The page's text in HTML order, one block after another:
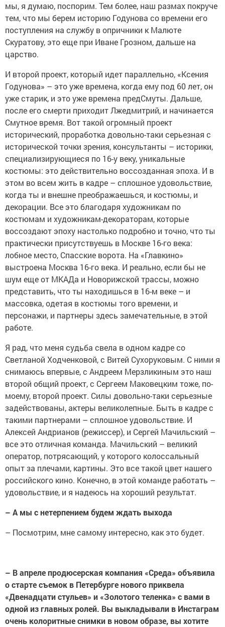
мы, я думаю, поспорим. Тем более, наш размах покруче
тем, что мы берем историю Годунова со времени его
поступления на службу в опричники к Малюте
Скуратову, это еще при Иване Грозном, дальше на
царство.
И второй проект, который идет параллельно, «Ксения
Годунова» – это уже времена, когда ему под 60 лет, он
уже старик, и это уже времена предСмуты. Дальше,
после его смерти приходит Лжедмитрий, и начинается
Смутное время. Вот такой огромный проект
исторический, проработка довольно-таки серьезная с
исторической точки зрения, консультанты – историки,
специализирующиеся по 16-у веку, уникальные
костюмы: это действительно воссозданная эпоха. И в
этом во всем жить в кадре – сплошное удовольствие,
когда ты и внешне преображаешься, и костюмы, и
декорации. Все это благодаря художникам по
костюмам и художникам-декораторам, которые
воссоздают эпоху настолько подробно и точно, что ты
практически присутствуешь в Москве 16-го века:
лобное место, Спасские ворота. На «Главкино»
выстроена Москва 16-го века. И реально, если бы не
шум еще от МКАДа и Новорижской трассы, можно
представить, что ты находишься в 16-м веке – и
массовка, одетая в костюмы того времени, и
персонажи, и партнеры здесь замечательные, в этой
работе.
Я рад, что меня судьба свела в одном кадре со
Светланой Ходченковой, с Витей Сухоруковым. С ними я
снимаюсь впервые, с Андреем Мерзликиным это наш
второй общий проект, с Сергеем Маковецким тоже, по-
моему, второй проект. Силы довольно-таки серьезные
задействованы, актеры великолепные. Быть в кадре с
такими партнерами – сплошное удовольствие. И
Алексей Андрианов (режиссер), и Сергей Мачильский –
все это отличная команда. Мачильский – великий
оператор, потрясающий, у которого колоссальный
опыт за плечами, картины. Это все такой цвет нашего
российского кино. Конечно, в этой команде работать –
удовольствие, и я надеюсь на хороший результат.
– А мы с нетерпением будем ждать выхода
– Посмотрим, мне самому интересно, как это будет.
– В апреле продюсерская компания «Среда» объявила
о старте съемок в Петербурге нового приквела
«Двенадцати стульев» и «Золотого теленка» с вами в
одной из главных ролей. Вы выкладывали в Инстаграм
очень колоритные снимки в новом образе, вы хотите